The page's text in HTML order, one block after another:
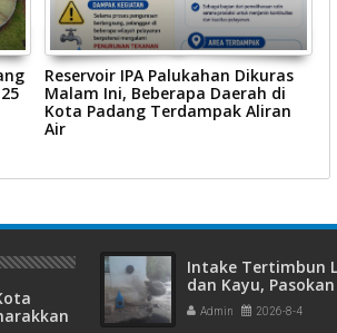
Reservoir IPA Palukahan Dikuras
Malam Ini, Beberapa Daerah di
Kota Padang Terdampak Aliran
Air
Intake Tertimbun
dan Kayu,
Bersih di Kota
Terganggu
Admin 2026-8-4